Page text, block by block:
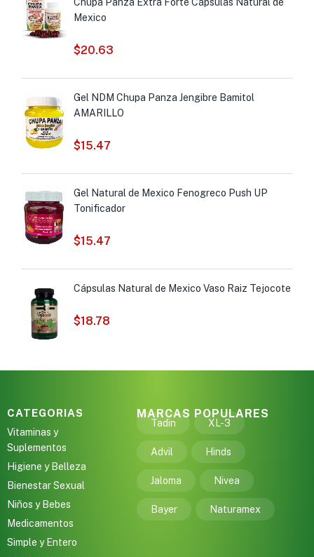
Mexico
$20.63
Gel NDM Chupa Panza Jengibre Bamitol
AMARILLO
$15.47
Gel Natural de Mexico Fenogreco Push UP
Tonificador
$15.47
Cápsulas Natural de Mexico Vaso Raiz Tejocote
$18.78
CATEGORIAS
Vitaminas y
Suplementos
Higiene y Belleza
Bienestar Sexual
Niños y Bebes
Medicamentos
Simple y Entero
MARCAS POPULARES
Tadin XL-3
Advil Hinds
Jaloma Nivea
Bayer Naturamex